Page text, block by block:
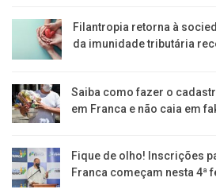
Filantropia retorna à
da imunidade tributária
Saiba como fazer o
em Franca e não caia em
Fique de olho! Inscrições
Franca começam nesta 4ª